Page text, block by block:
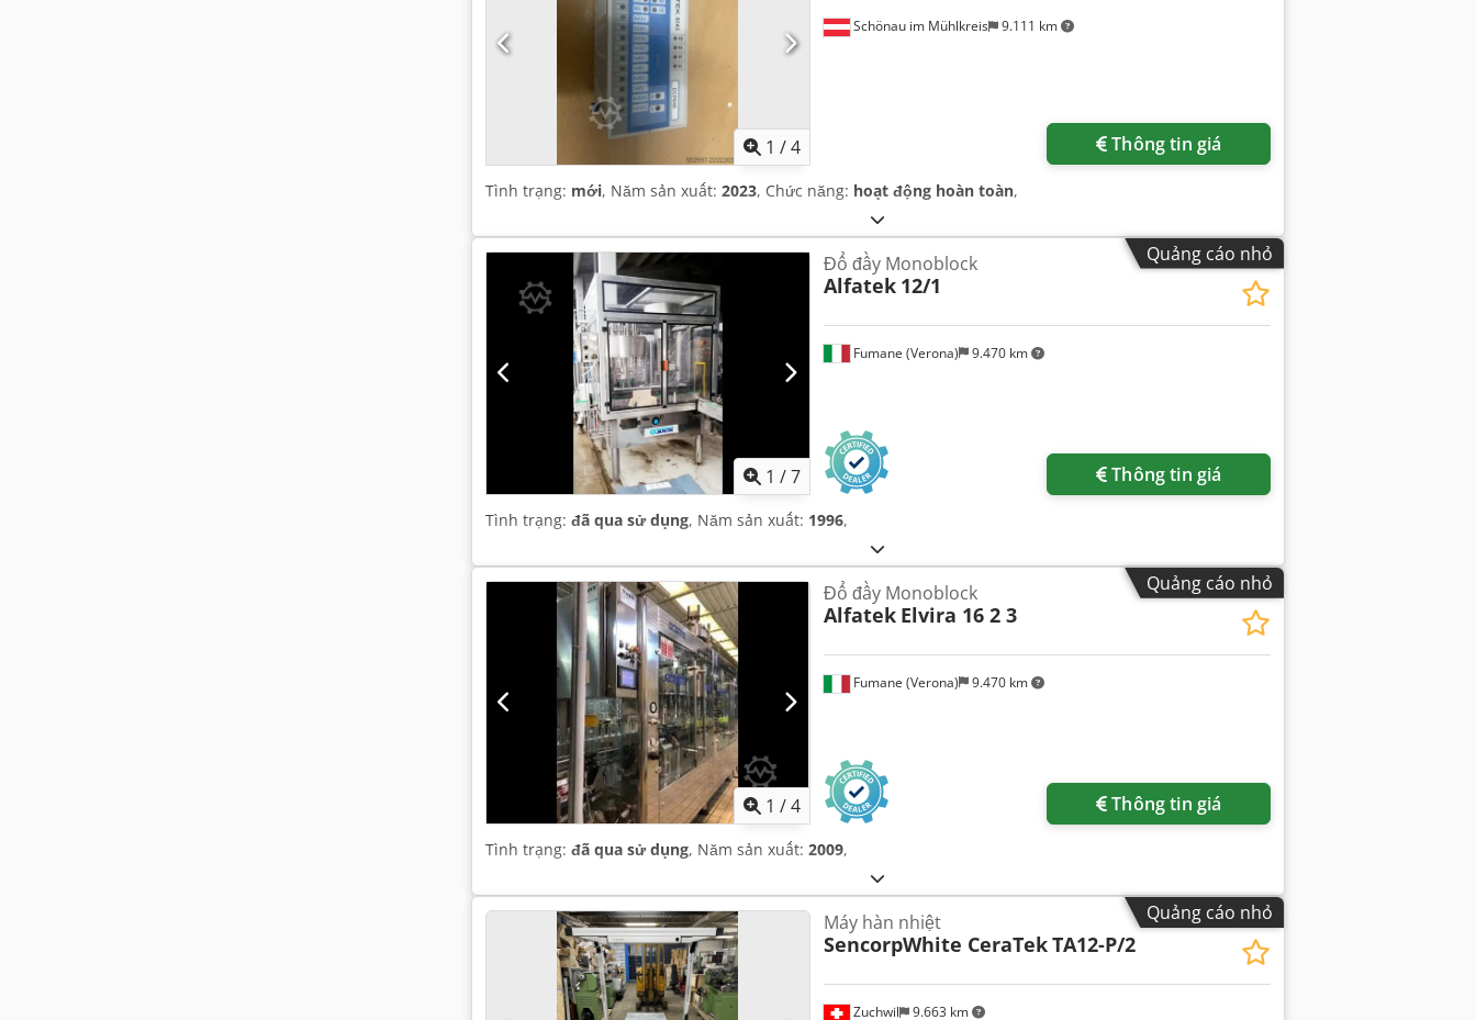
1 /4
Schönau im Mühlkreis 9.111 km
Thông tin giá
Tình trạng: mới, Năm sản xuất: 2023, Chức năng: hoạt động hoàn toàn,
Quảng cáo nhỏ
1 /7
Fumane (Verona) 9.470 km
Đổ đầy Monoblock
Alfatek 12/1
Thông tin giá
Tình trạng: đã qua sử dụng, Năm sản xuất: 1996,
Quảng cáo nhỏ
1 /4
Fumane (Verona) 9.470 km
Đổ đầy Monoblock
Alfatek Elvira 16 2 3
Thông tin giá
Tình trạng: đã qua sử dụng, Năm sản xuất: 2009,
Quảng cáo nhỏ
Zuchwil 9.663 km
Máy hàn nhiệt
SencorpWhite CeraTekTA12-P/2